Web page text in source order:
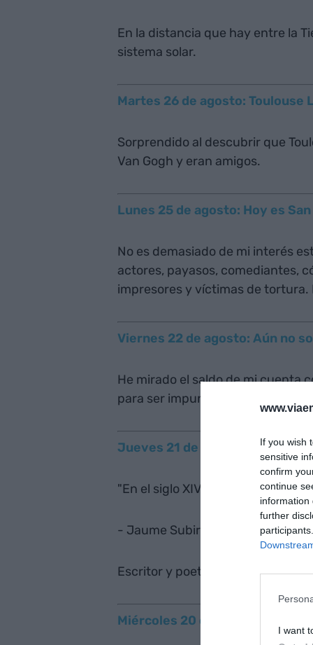
If you wish
sensitive
confirm
continue
information
further
I want
En la distancia que hay entre la
sistema solar.
Martes 26 de agosto: Toulouse
Sorprendido al descubrir que
Van Gogh y eran amigos.
Lunes 25 de agosto: Hoy es
No es demasiado de mi interés
actores, payasos, comediantes,
impresores y víctimas de tortura.
Viernes 22 de agosto: Aún no
He mirado el saldo de mi cuenta
para ser impune ante la justicia.
Jueves 21 de agosto: Lo que
"En el siglo XIV un libro valía
- Jaume Subirana (1963- )
Escritor y poeta
Miércoles 20 de agosto: No